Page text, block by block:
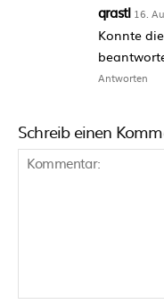
qrastl 16.
Konnte
Antworten
Schreib einen